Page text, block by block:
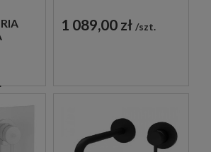
BIAŁA
1 089,00 zł szt.